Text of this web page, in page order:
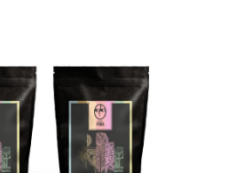
und Kardamomnote
süß, mit einer Note von
und Nüssen.
Fruchtig, gehaltvoll
Würze Tepi: Mild,
Mandelnuancen.
mit Noten von